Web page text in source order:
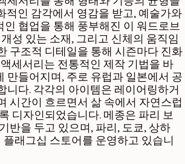
적인 감각에서 영감을 받고, 예술가와
인 협업을 통해 풍부해진 이 워드로브
성 있는 소재, 그리고 신체의 움직임
구조적 디테일을 통해 시즌마다 진화
세서리는 전통적인 제작 기법을 바
만들어지며, 주로 유럽과 일본에서 공
니다. 각각의 아이템은 레이어링하거
시간이 흐르면서 삶 속에서 자연스럽
디자인되었습니다. 메종은 파리 보
반을 두고 있으며, 파리, 도쿄, 상하
래그십 스토어를 운영하고 있습니